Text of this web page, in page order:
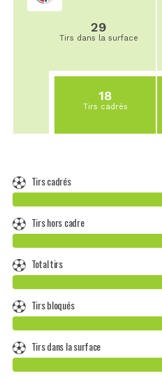
29
Tirs dans la surface
18
Tirs cadrés
Tirs cadrés
Tirs hors cadre
Total tirs
Tirs bloqués
Tirs dans la surface